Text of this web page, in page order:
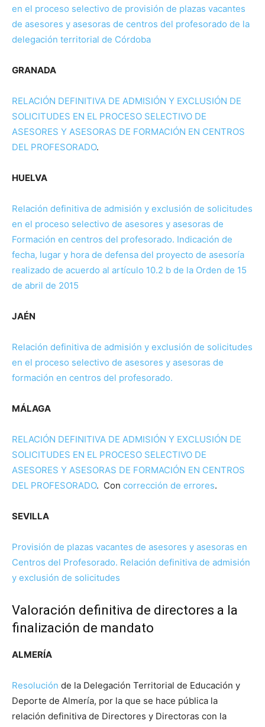
en el proceso selectivo de provisión de plazas vacantes
de asesores y asesoras de centros del profesorado de la
delegación territorial de Córdoba
GRANADA
RELACIÓN DEFINITIVA DE ADMISIÓN Y EXCLUSIÓN DE
SOLICITUDES EN EL PROCESO SELECTIVO DE
ASESORES Y ASESORAS DE FORMACIÓN EN CENTROS
DEL PROFESORADO.
HUELVA
Relación definitiva de admisión y exclusión de solicitudes
en el proceso selectivo de asesores y asesoras de
Formación en centros del profesorado. Indicación de
fecha, lugar y hora de defensa del proyecto de asesoría
realizado de acuerdo al artículo 10.2 b de la Orden de 15
de abril de 2015
JAÉN
Relación definitiva de admisión y exclusión de solicitudes
en el proceso selectivo de asesores y asesoras de
formación en centros del profesorado.
MÁLAGA
RELACIÓN DEFINITIVA DE ADMISIÓN Y EXCLUSIÓN DE
SOLICITUDES EN EL PROCESO SELECTIVO DE
ASESORES Y ASESORAS DE FORMACIÓN EN CENTROS
DEL PROFESORADO. Con corrección de errores.
SEVILLA
Provisión de plazas vacantes de asesores y asesoras en
Centros del Profesorado. Relación definitiva de admisión
y exclusión de solicitudes
Valoración definitiva de directores a la
finalización de mandato
ALMERÍA
Resolución de la Delegación Territorial de Educación y
Deporte de Almería, por la que se hace pública la
relación definitiva de Directores y Directoras con la